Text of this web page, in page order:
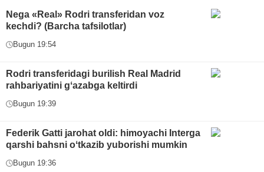
Nega «Real» Rodri transferidan voz
kechdi? (Barcha tafsilotlar)
Bugun 19:54
Rodri transferidagi burilish Real Madrid
rahbariyatini gʻazabga keltirdi
Bugun 19:39
Federik Gatti jarohat oldi: himoyachi Interga
qarshi bahsni oʻtkazib yuborishi mumkin
Bugun 19:36